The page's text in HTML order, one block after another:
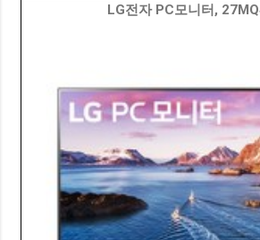
LG전자 PC모니터,